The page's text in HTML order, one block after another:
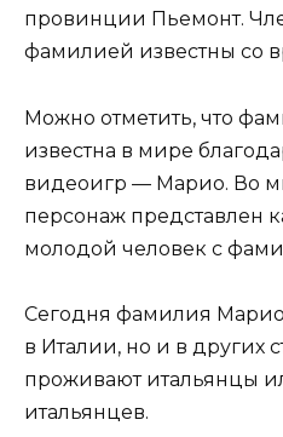
провинции Пьемонт.
фамилией известны со
Можно отметить, что
известна в мире
видеоигр — Марио. Во
персонаж представлен
молодой человек с
Сегодня фамилия Марио
в Италии, но и в других
проживают итальянцы
итальянцев.